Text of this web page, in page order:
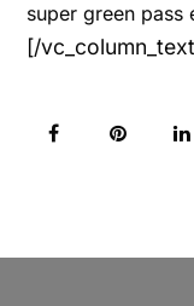
super green pass
[/